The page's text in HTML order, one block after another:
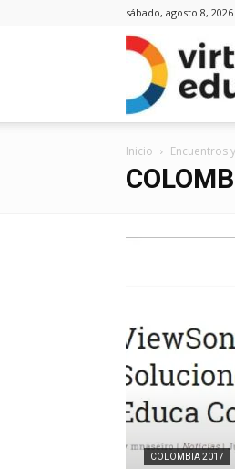
sábado, agosto 8, 2026
Inicio Encuentros
COLOMBIA 2017